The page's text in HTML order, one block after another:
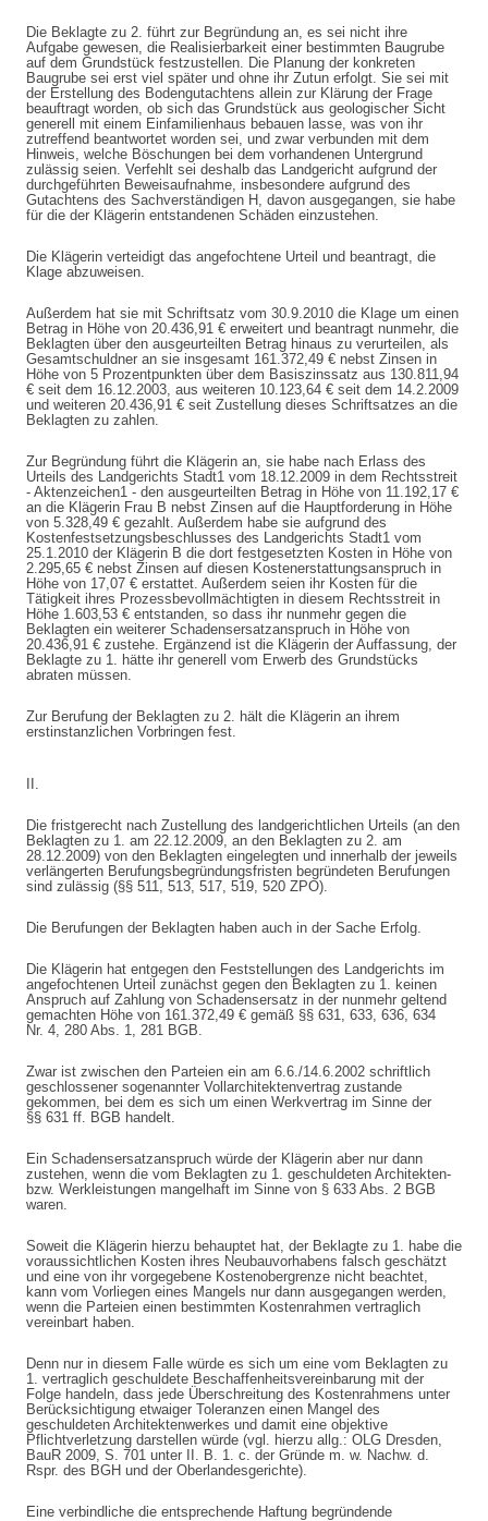
Die Beklagte zu 2. führt zur Begründung an, es sei nicht ihre
Aufgabe gewesen, die Realisierbarkeit einer bestimmten Baugrube
auf dem Grundstück festzustellen. Die Planung der konkreten
Baugrube sei erst viel später und ohne ihr Zutun erfolgt. Sie sei mit
der Erstellung des Bodengutachtens allein zur Klärung der Frage
beauftragt worden, ob sich das Grundstück aus geologischer Sicht
generell mit einem Einfamilienhaus bebauen lasse, was von ihr
zutreffend beantwortet worden sei, und zwar verbunden mit dem
Hinweis, welche Böschungen bei dem vorhandenen Untergrund
zulässig seien. Verfehlt sei deshalb das Landgericht aufgrund der
durchgeführten Beweisaufnahme, insbesondere aufgrund des
Gutachtens des Sachverständigen H, davon ausgegangen, sie habe
für die der Klägerin entstandenen Schäden einzustehen.
Die Klägerin verteidigt das angefochtene Urteil und beantragt, die
Klage abzuweisen.
Außerdem hat sie mit Schriftsatz vom 30.9.2010 die Klage um einen
Betrag in Höhe von 20.436,91 € erweitert und beantragt nunmehr, die
Beklagten über den ausgeurteilten Betrag hinaus zu verurteilen, als
Gesamtschuldner an sie insgesamt 161.372,49 € nebst Zinsen in
Höhe von 5 Prozentpunkten über dem Basiszinssatz aus 130.811,94
€ seit dem 16.12.2003, aus weiteren 10.123,64 € seit dem 14.2.2009
und weiteren 20.436,91 € seit Zustellung dieses Schriftsatzes an die
Beklagten zu zahlen.
Zur Begründung führt die Klägerin an, sie habe nach Erlass des
Urteils des Landgerichts Stadt1 vom 18.12.2009 in dem Rechtsstreit
- Aktenzeichen1 - den ausgeurteilten Betrag in Höhe von 11.192,17 €
an die Klägerin Frau B nebst Zinsen auf die Hauptforderung in Höhe
von 5.328,49 € gezahlt. Außerdem habe sie aufgrund des
Kostenfestsetzungsbeschlusses des Landgerichts Stadt1 vom
25.1.2010 der Klägerin B die dort festgesetzten Kosten in Höhe von
2.295,65 € nebst Zinsen auf diesen Kostenerstattungsanspruch in
Höhe von 17,07 € erstattet. Außerdem seien ihr Kosten für die
Tätigkeit ihres Prozessbevollmächtigten in diesem Rechtsstreit in
Höhe 1.603,53 € entstanden, so dass ihr nunmehr gegen die
Beklagten ein weiterer Schadensersatzanspruch in Höhe von
20.436,91 € zustehe. Ergänzend ist die Klägerin der Auffassung, der
Beklagte zu 1. hätte ihr generell vom Erwerb des Grundstücks
abraten müssen.
Zur Berufung der Beklagten zu 2. hält die Klägerin an ihrem
erstinstanzlichen Vorbringen fest.
II.
Die fristgerecht nach Zustellung des landgerichtlichen Urteils (an den
Beklagten zu 1. am 22.12.2009, an den Beklagten zu 2. am
28.12.2009) von den Beklagten eingelegten und innerhalb der jeweils
verlängerten Berufungsbegründungsfristen begründeten Berufungen
sind zulässig (§§ 511, 513, 517, 519, 520 ZPO).
Die Berufungen der Beklagten haben auch in der Sache Erfolg.
Die Klägerin hat entgegen den Feststellungen des Landgerichts im
angefochtenen Urteil zunächst gegen den Beklagten zu 1. keinen
Anspruch auf Zahlung von Schadensersatz in der nunmehr geltend
gemachten Höhe von 161.372,49 € gemäß §§ 631, 633, 636, 634
Nr. 4, 280 Abs. 1, 281 BGB.
Zwar ist zwischen den Parteien ein am 6.6./14.6.2002 schriftlich
geschlossener sogenannter Vollarchitektenvertrag zustande
gekommen, bei dem es sich um einen Werkvertrag im Sinne der
§§ 631 ff. BGB handelt.
Ein Schadensersatzanspruch würde der Klägerin aber nur dann
zustehen, wenn die vom Beklagten zu 1. geschuldeten Architekten-
bzw. Werkleistungen mangelhaft im Sinne von § 633 Abs. 2 BGB
waren.
Soweit die Klägerin hierzu behauptet hat, der Beklagte zu 1. habe die
voraussichtlichen Kosten ihres Neubauvorhabens falsch geschätzt
und eine von ihr vorgegebene Kostenobergrenze nicht beachtet,
kann vom Vorliegen eines Mangels nur dann ausgegangen werden,
wenn die Parteien einen bestimmten Kostenrahmen vertraglich
vereinbart haben.
Denn nur in diesem Falle würde es sich um eine vom Beklagten zu
1. vertraglich geschuldete Beschaffenheitsvereinbarung mit der
Folge handeln, dass jede Überschreitung des Kostenrahmens unter
Berücksichtigung etwaiger Toleranzen einen Mangel des
geschuldeten Architektenwerkes und damit eine objektive
Pflichtverletzung darstellen würde (vgl. hierzu allg.: OLG Dresden,
BauR 2009, S. 701 unter II. B. 1. c. der Gründe m. w. Nachw. d.
Rspr. des BGH und der Oberlandesgerichte).
Eine verbindliche die entsprechende Haftung begründende